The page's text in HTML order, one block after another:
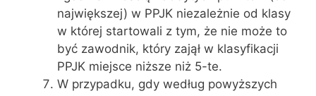
największej) w PPJK niezależnie od klasy
w której startowali z tym, że nie może to
być zawodnik, który zajął w klasyfikacji
PPJK miejsce niższe niż 5-te.
W przypadku, gdy według powyższych